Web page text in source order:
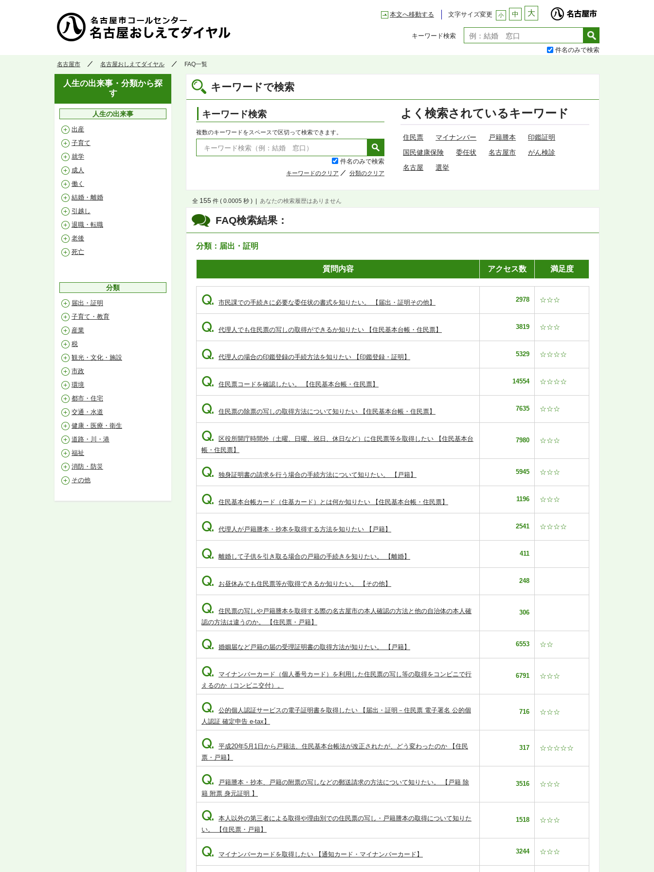
本文へ移動する 文字サイズ変更 小 中 大
キーワード検索
件名のみで検索
名古屋市 名古屋おしえてダイヤル FAQ一覧
キーワードで検索
キーワード検索
複数のキーワードをスペースで区切って検索できます。
件名のみで検索
キーワードのクリア 分類のクリア
よく検索されているキーワード
住民票 マイナンバー 戸籍謄本
印鑑証明
国民健康保険
委任状 名古屋市
がん検診
名古屋
選挙
FAQ検索結果：
分類：届出・証明
全 155 件 ( 0.0005 秒 ) あなたの検索履歴はありません
質問内容 アクセス数 満足度
Q. 市民課での手続きに必要な委任状の書式を知りたい。 【届出・証明その他】 2978 ☆☆☆
Q. 代理人でも住民票の写しの取得ができるか知りたい 【住民基本台帳・住民票】 3819 ☆☆☆
Q. 代理人の場合の印鑑登録の手続方法を知りたい 【印鑑登録・証明】 5329 ☆☆☆☆
Q. 住民票コードを確認したい。 【住民基本台帳・住民票】 14554 ☆☆☆☆
Q. 住民票の除票の写しの取得方法について知りたい 【住民基本台帳・住民票】 7635 ☆☆☆
Q.
区役所開庁時間外（土曜、日曜、祝日、休日など）に住民票等を取得したい 【住民基本台
帳・住民票】
7980 ☆☆☆
Q. 独身証明書の請求を行う場合の手続方法について知りたい。 【戸籍】 5945 ☆☆☆
Q. 住民基本台帳カード（住基カード）とは何か知りたい 【住民基本台帳・住民票】 1196 ☆☆☆
Q. 代理人が戸籍謄本・抄本を取得する方法を知りたい 【戸籍】 2541 ☆☆☆☆
Q. 離婚して子供を引き取る場合の戸籍の手続きを知りたい。 【離婚】 411
Q. お昼休みでも住民票等が取得できるか知りたい。 【その他】 248
Q.
住民票の写しや戸籍謄本を取得する際の名古屋市の本人確認の方法と他の自治体の本人確
認の方法は違うのか。 【住民票・戸籍】
306
Q. 婚姻届など戸籍の届の受理証明書の取得方法が知りたい。 【戸籍】 6553 ☆☆
Q.
マイナンバーカード（個人番号カード）を利用した住民票の写し等の取得をコンビニで行
えるのか（コンビニ交付）。
6791 ☆☆☆
Q.
公的個人認証サービスの電子証明書を取得したい 【届出・証明－住民票 電子署名 公的個
人認証 確定申告 e-tax】
716 ☆☆☆
Q.
平成20年5月1日から戸籍法、住民基本台帳法が改正されたが、どう変わったのか 【住民
票・戸籍】
317 ☆☆☆☆☆
Q.
戸籍謄本・抄本、戸籍の附票の写しなどの郵送請求の方法について知りたい。 【戸籍 除
籍 附票 身元証明 】
3516 ☆☆☆
Q.
本人以外の第三者による取得や理由別での住民票の写し・戸籍謄本の取得について知りた
い。 【住民票・戸籍】
1518 ☆☆☆
Q. マイナンバーカードを取得したい 【通知カード・マイナンバーカード】 3244 ☆☆☆
人生の出来事・分類から探
す
人生の出来事
出産
子育て
就学
成人
働く
結婚・離婚
引越し
退職・転職
老後
死亡
分類
届出・証明
子育て・教育
産業
税
観光・文化・施設
市政
環境
都市・住宅
交通・水道
健康・医療・衛生
道路・川・港
福祉
消防・防災
その他